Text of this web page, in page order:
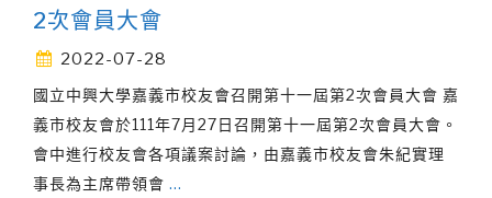
2次會員大會
2022-07-28
國立中興大學嘉義市校友會召開第十一屆第2次會員大會 嘉
義市校友會於111年7月27日召開第十一屆第2次會員大會。
會中進行校友會各項議案討論，由嘉義市校友會朱紀實理
事長為主席帶領會 …